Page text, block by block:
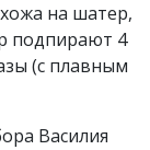
на шатер,
подпирают 4
(с плавным